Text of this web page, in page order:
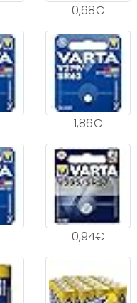
0,68€
1,86€
0,94€